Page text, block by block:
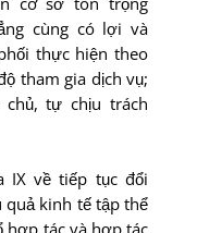
cùng có lợi và
thực hiện theo
tham gia dịch vụ;
tự chịu trách
IX về tiếp tục đổi
quả kinh tế tập thể